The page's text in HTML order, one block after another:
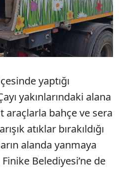
yaptığı
yakınlarındaki alana
araçlarla bahçe ve sera
atıklar bırakıldığı
alanda yanmaya
Belediyesi’ne de